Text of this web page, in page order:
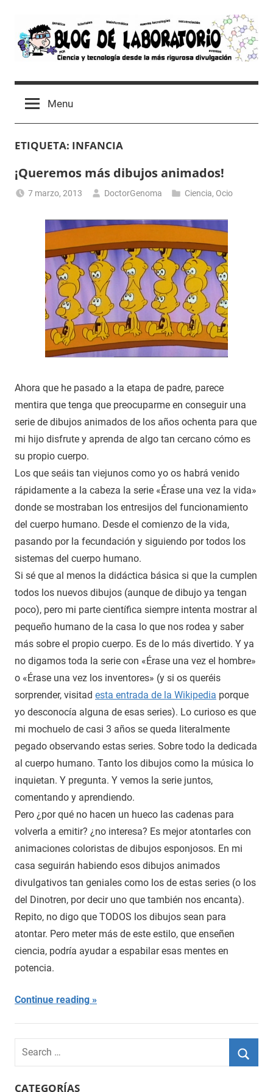
content
Blog
de
Laboratorio
Tutoriales,
Ocio
un
Laboratorio
Molecular
Menu
ETIQUETA: INFANCIA
¡Queremos más dibujos animados!
7 marzo, 2013 DoctorGenoma Ciencia, Ocio
Ahora que he pasado a la etapa de padre, parece
mentira que tenga que preocuparme en conseguir una
serie de dibujos animados de los años ochenta para que
mi hijo disfrute y aprenda de algo tan cercano cómo es
su propio cuerpo.
Los que seáis tan viejunos como yo os habrá venido
rápidamente a la cabeza la serie «Érase una vez la vida»
donde se mostraban los entresijos del funcionamiento
del cuerpo humano. Desde el comienzo de la vida,
pasando por la fecundación y siguiendo por todos los
sistemas del cuerpo humano.
Si sé que al menos la didáctica básica si que la cumplen
todos los nuevos dibujos (aunque de dibujo ya tengan
poco), pero mi parte científica siempre intenta mostrar al
pequeño humano de la casa lo que nos rodea y saber
más sobre el propio cuerpo. Es de lo más divertido. Y ya
no digamos toda la serie con «Érase una vez el hombre»
o «Érase una vez los inventores» (y si os queréis
sorprender, visitad esta entrada de la Wikipedia porque
yo desconocía alguna de esas series). Lo curioso es que
mi mochuelo de casi 3 años se queda literalmente
pegado observando estas series. Sobre todo la dedicada
al cuerpo humano. Tanto los dibujos como la música lo
inquietan. Y pregunta. Y vemos la serie juntos,
comentando y aprendiendo.
Pero ¿por qué no hacen un hueco las cadenas para
volverla a emitir? ¿no interesa? Es mejor atontarles con
animaciones coloristas de dibujos esponjosos. En mi
casa seguirán habiendo esos dibujos animados
divulgativos tan geniales como los de estas series (o los
del Dinotren, por decir uno que también nos encanta).
Repito, no digo que TODOS los dibujos sean para
atontar. Pero meter más de este estilo, que enseñen
ciencia, podría ayudar a espabilar esas mentes en
potencia.
Continue reading
Search
for:
CATEGORÍAS